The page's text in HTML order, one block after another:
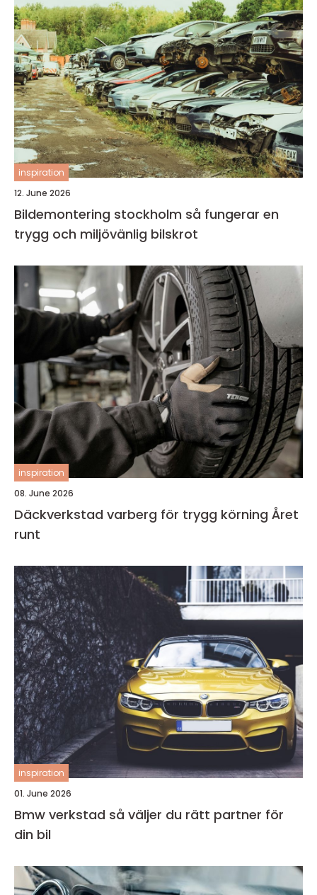
inspiration
12. June 2026
Bildemontering stockholm så fungerar en
trygg och miljövänlig bilskrot
inspiration
08. June 2026
Däckverkstad varberg för trygg körning Året
runt
inspiration
01. June 2026
Bmw verkstad så väljer du rätt partner för
din bil